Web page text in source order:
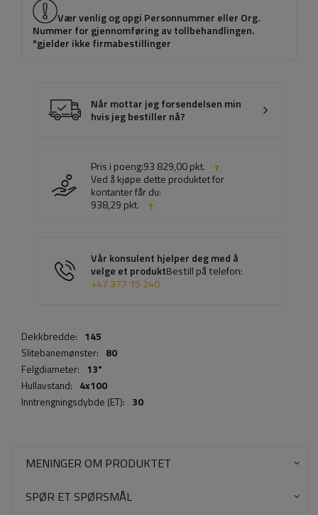
Vær venlig og opgi Personnummer eller Org.
Nummer for gjennomføring av tollbehandlingen.
*gjelder ikke firmabestillinger
Når mottar jeg forsendelsen min
hvis jeg bestiller nå?
Pris i poeng:93 829,00 pkt.
Ved å kjøpe dette produktet for
kontanter får du:
938,29 pkt.
Vår konsulent hjelper deg med å
velge et produktBestill på telefon:
+47 377 15 240
Dekkbredde: 145
Slitebanemønster: 80
Felgdiameter: 13"
Hullavstand: 4x100
Inntrengningsdybde (ET): 30
MENINGER OM PRODUKTET
SPØR ET SPØRSMÅL